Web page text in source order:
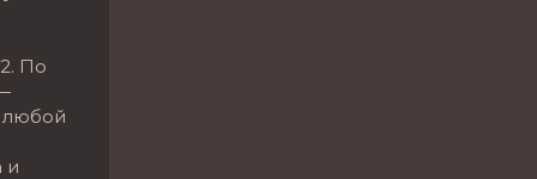
По
любой
и